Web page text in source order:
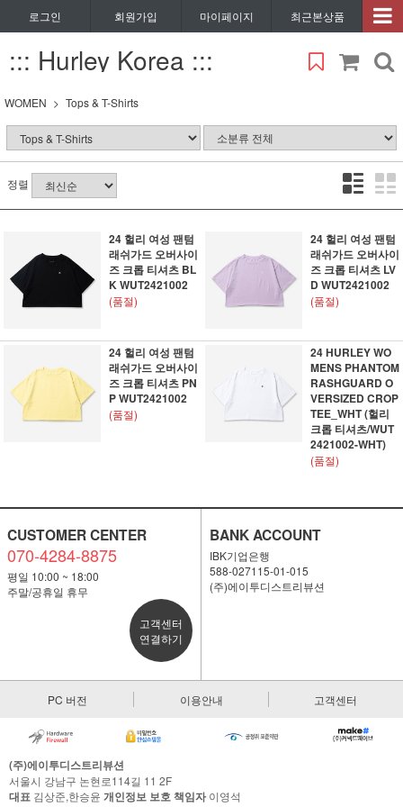
로그인 회원가입 마이페이지 최근본상품
::: Hurley Korea :::
WOMEN Tops & T-Shirts
정렬
24 헐리 여성 팬텀
래쉬가드 오버사이
즈 크롭 티셔츠 BL
K WUT2421002
(품절)
24 헐리 여성 팬텀
래쉬가드 오버사이
즈 크롭 티셔츠 LV
D WUT2421002
(품절)
24 헐리 여성 팬텀
래쉬가드 오버사이
즈 크롭 티셔츠 PN
P WUT2421002
(품절)
24 HURLEY WO
MENS PHANTOM
RASHGUARD O
VERSIZED CROP
TEE_WHT (헐리
크롭 티셔츠/WUT
2421002-WHT)
(품절)
CUSTOMER CENTER
070-4284-8875
평일 10:00 ~ 18:00
주말/공휴일 휴무
고객센터
연결하기
BANK ACCOUNT
IBK기업은행
588-027115-01-015
(주)에이투디스트리뷰션
PC 버전 이용안내 고객센터
(주)에이투디스트리뷰션
서울시 강남구 논현로114길 11 2F
대표 김상준,한승윤 개인정보 보호 책임자이영석